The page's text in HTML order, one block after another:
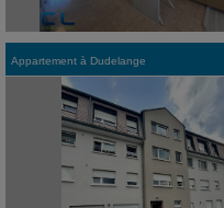
Appartement à Dudelange